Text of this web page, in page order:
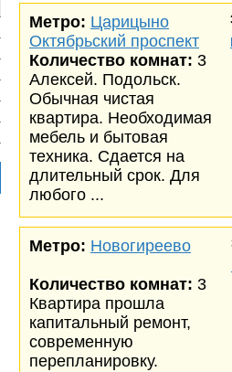
Метро: Царицыно
Октябрьский проспект
Количество комнат: 3
Алексей. Подольск.
Обычная чистая
квартира. Необходимая
мебель и бытовая
техника. Сдается на
длительный срок. Для
любого ...
Метро: Новогиреево
Количество комнат: 3
Квартира прошла
капитальный ремонт,
современную
перепланировку.